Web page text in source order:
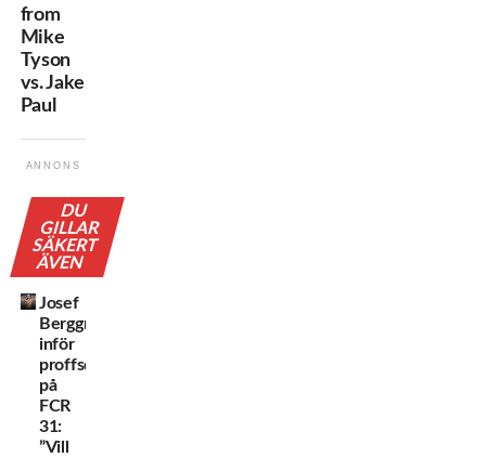
from
Mike
Tyson
vs. Jake
Paul
ANNONS
DU
GILLAR
SÄKERT
ÄVEN
Josef
Berggren
inför
proffsdebuten
på
FCR
31:
”Vill